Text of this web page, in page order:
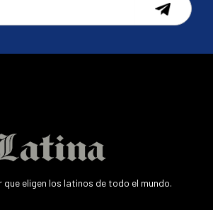
eligen los latinos de todo el mundo.